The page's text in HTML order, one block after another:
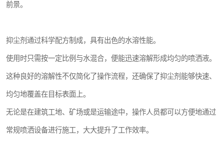
前景。
抑尘剂通过科学配方制成，具有出色的水溶性能。
使用时只需按一定比例与水混合，便能迅速溶解形成均匀的喷洒液。
这种良好的溶解性不仅简化了操作流程，还确保了抑尘剂能够快速、
均匀地覆盖在目标表面上。
无论是在建筑工地、矿场或是运输途中，操作人员都可以方便地通过
常规喷洒设备进行施工，大大提升了工作效率。